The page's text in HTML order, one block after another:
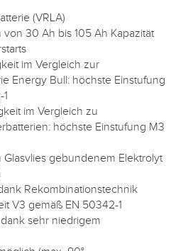
(VRLA)
30 Ah bis 105 Ah Kapazität
im Vergleich zur
Energy Bull: höchste Einstufung
im Vergleich zu
höchste Einstufung M3
gebundenem Elektrolyt
Rekombinationstechnik
V3 gemäß EN 50342-1
sehr niedrigem